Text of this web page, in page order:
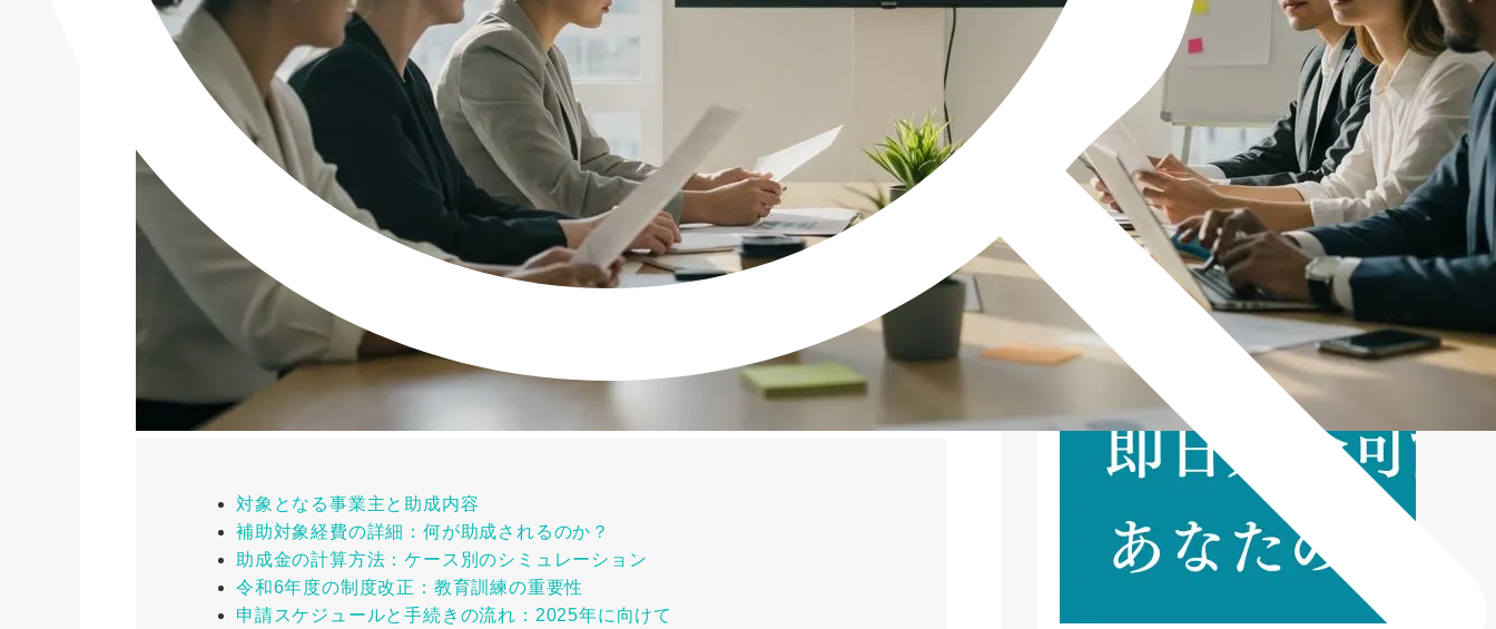
対象となる事業主と助成内容
補助対象経費の詳細：何が助成されるのか？
助成金の計算方法：ケース別のシミュレーション
令和6年度の制度改正：教育訓練の重要性
申請スケジュールと手続きの流れ：2025年に向けて